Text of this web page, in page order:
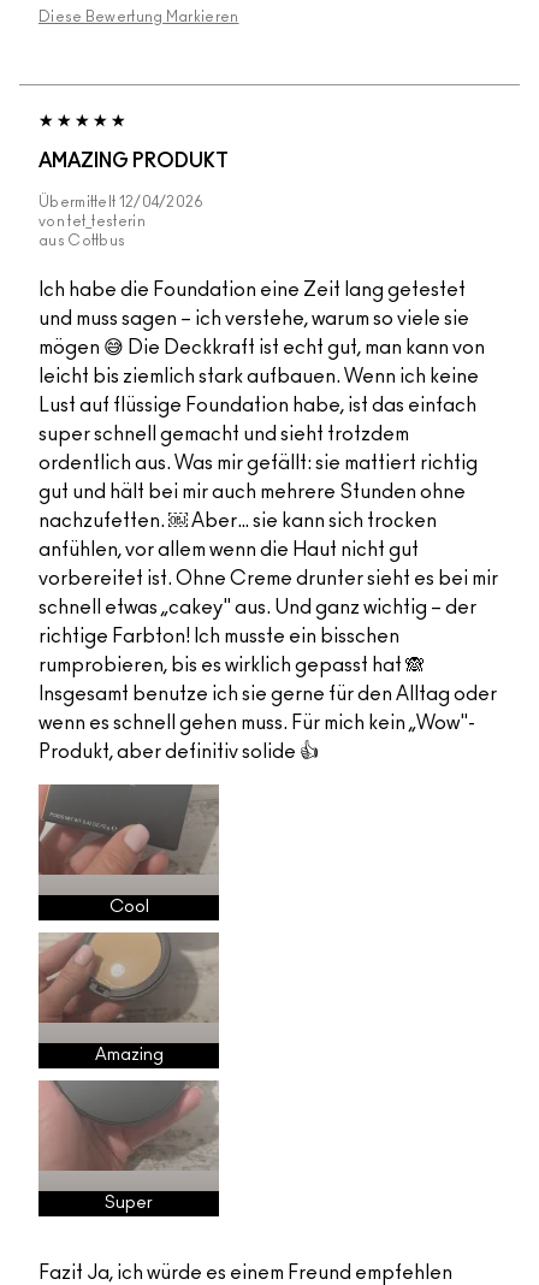
Diese Bewertung Markieren
AMAZING PRODUKT
Übermittelt 12/04/2026
von tet_testerin
aus Cottbus
Ich habe die Foundation eine Zeit lang getestet
und muss sagen – ich verstehe, warum so viele sie
mögen 😅 Die Deckkraft ist echt gut, man kann von
leicht bis ziemlich stark aufbauen. Wenn ich keine
Lust auf flüssige Foundation habe, ist das einfach
super schnell gemacht und sieht trotzdem
ordentlich aus. Was mir gefällt: sie mattiert richtig
gut und hält bei mir auch mehrere Stunden ohne
nachzufetten. ￼ Aber… sie kann sich trocken
anfühlen, vor allem wenn die Haut nicht gut
vorbereitet ist. Ohne Creme drunter sieht es bei mir
schnell etwas „cakey" aus. Und ganz wichtig – der
richtige Farbton! Ich musste ein bisschen
rumprobieren, bis es wirklich gepasst hat 🙈
Insgesamt benutze ich sie gerne für den Alltag oder
wenn es schnell gehen muss. Für mich kein „Wow"-
Produkt, aber definitiv solide 👍
Cool
Amazing
Super
Fazit Ja, ich würde es einem Freund empfehlen